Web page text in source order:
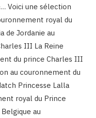
Voici une sélection
royal du
de Jordanie au
III La Reine
du prince Charles III
au couronnement du
Princesse Lalla
royal du Prince
au